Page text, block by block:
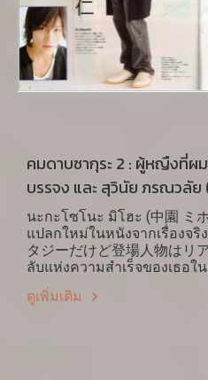
คมดาบซากุระ 2 : ผู้หญืงที่ผ
บรรจง และ สุวินัย ภรณวลัย
นะกะโซโนะ มิโฮะ (中園 ミ
แปลกใหม่ในหนังจากเรื่องจริ
タジーだけど登場人物はリ
ลับแห่งความสำเร็จของเธอใ
คือ ความสุข ในชีวิตของคนเ
ในสังคมญี่ปุ่น แต่งงาน กับ เป็
ดูเพิ่มเติม